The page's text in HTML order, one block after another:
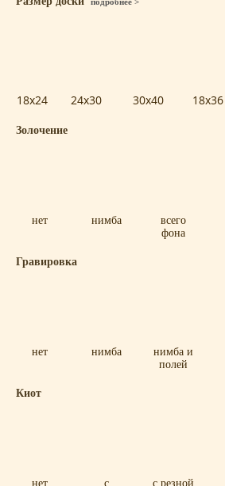
18x24 24x30 30x40 18x36
Золочение
нет нимба
всего
фона
Гравировка
нет нимба
нимба и
полей
Киот
нет с с резной